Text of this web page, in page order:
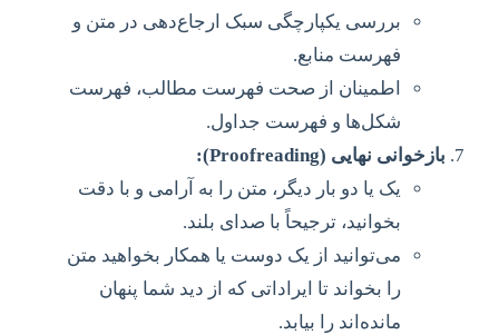
بررسی یکپارچگی سبک ارجاع‌دهی در متن و
فهرست منابع.
اطمینان از صحت فهرست مطالب، فهرست
شکل‌ها و فهرست جداول.
بازخوانی نهایی (Proofreading):
یک یا دو بار دیگر، متن را به آرامی و با دقت
بخوانید، ترجیحاً با صدای بلند.
می‌توانید از یک دوست یا همکار بخواهید متن
را بخواند تا ایراداتی که از دید شما پنهان
مانده‌اند را بیابد.